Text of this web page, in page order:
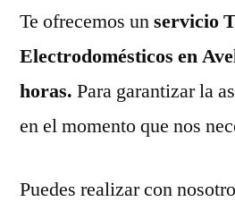
Te ofrecemos unservicio
Electrodomésticos en
horas. Para garantizar la
en el momento que nos
Puedes realizar con